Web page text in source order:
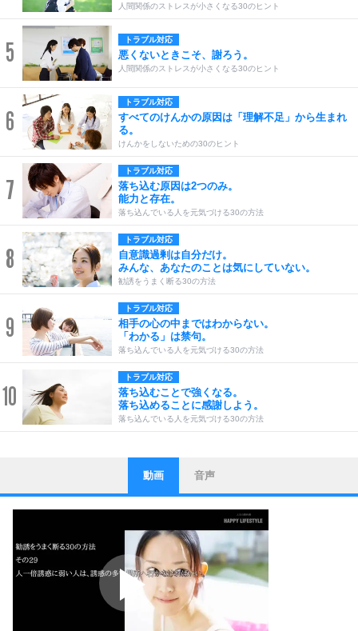
人間関係のストレスが小さくなる30のヒント
5 トラブル対応
悪くないときこそ、謝ろう。
人間関係のストレスが小さくなる30のヒント
6
トラブル対応
すべてのけんかの原因は「理解不足」から生まれ
る。
けんかをしないための30のヒント
7
トラブル対応
落ち込む原因は2つのみ。
能力と存在。
落ち込んでいる人を元気づける30の方法
8
トラブル対応
自意識過剰は自分だけ。
みんな、あなたのことは気にしていない。
勧誘をうまく断る30の方法
9
トラブル対応
相手の心の中まではわからない。
「わかる」は禁句。
落ち込んでいる人を元気づける30の方法
10
トラブル対応
落ち込むことで強くなる。
落ち込めることに感謝しよう。
落ち込んでいる人を元気づける30の方法
1
ストレス対策
他人と比べない。
いっそのこと、他人を見ない。
いらいらしない人になる30の方法
プラス思考
ポジティブになれない原因は、行動しないから。
ポジティブ思考になる30の方法
動画 音声